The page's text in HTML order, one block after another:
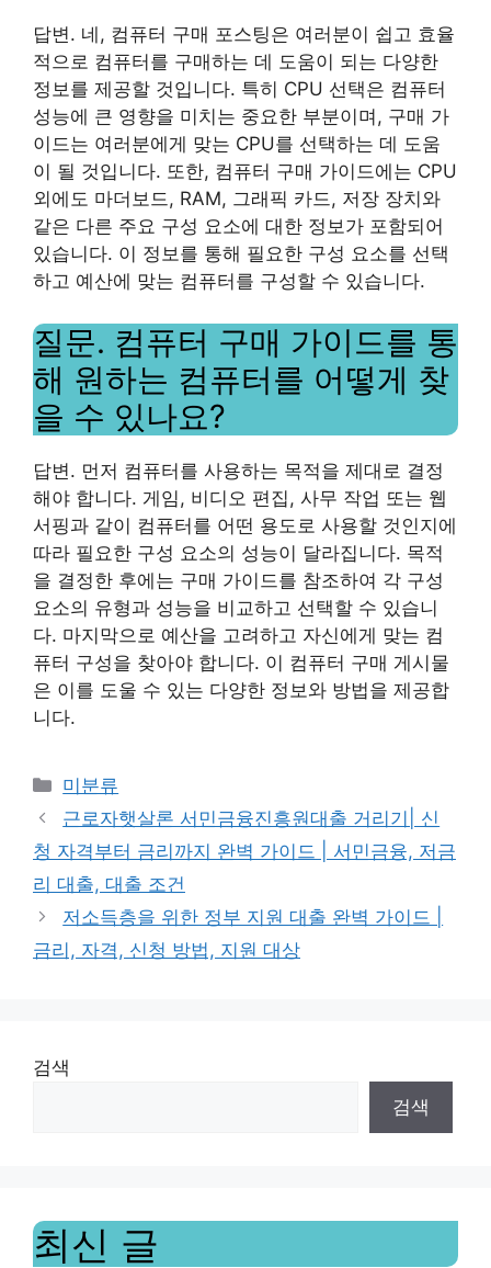
답변. 네, 컴퓨터 구매 포스팅은 여러분이 쉽고 효율
적으로 컴퓨터를 구매하는 데 도움이 되는 다양한
정보를 제공할 것입니다. 특히 CPU 선택은 컴퓨터
성능에 큰 영향을 미치는 중요한 부분이며, 구매 가
이드는 여러분에게 맞는 CPU를 선택하는 데 도움
이 될 것입니다. 또한, 컴퓨터 구매 가이드에는 CPU
외에도 마더보드, RAM, 그래픽 카드, 저장 장치와
같은 다른 주요 구성 요소에 대한 정보가 포함되어
있습니다. 이 정보를 통해 필요한 구성 요소를 선택
하고 예산에 맞는 컴퓨터를 구성할 수 있습니다.
질문. 컴퓨터 구매 가이드를 통
해 원하는 컴퓨터를 어떻게 찾
을 수 있나요?
답변. 먼저 컴퓨터를 사용하는 목적을 제대로 결정
해야 합니다. 게임, 비디오 편집, 사무 작업 또는 웹
서핑과 같이 컴퓨터를 어떤 용도로 사용할 것인지에
따라 필요한 구성 요소의 성능이 달라집니다. 목적
을 결정한 후에는 구매 가이드를 참조하여 각 구성
요소의 유형과 성능을 비교하고 선택할 수 있습니
다. 마지막으로 예산을 고려하고 자신에게 맞는 컴
퓨터 구성을 찾아야 합니다. 이 컴퓨터 구매 게시물
은 이를 도울 수 있는 다양한 정보와 방법을 제공합
니다.
Categories
미분류
근로자햇살론 서민금융진흥원대출 거리기| 신
청 자격부터 금리까지 완벽 가이드 | 서민금융, 저금
리 대출, 대출 조건
저소득층을 위한 정부 지원 대출 완벽 가이드 |
금리, 자격, 신청 방법, 지원 대상
검색
검색
최신 글